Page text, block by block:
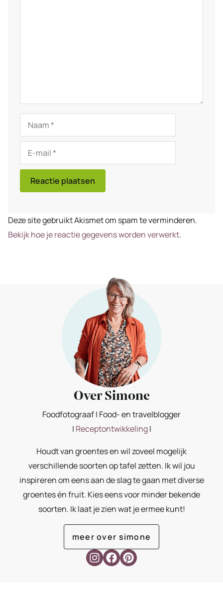
Naam
mail
Deze site gebruikt Akismet om spam te verminderen.
Bekijk hoe je reactie gegevens worden verwerkt.
Over Simone
Foodfotograaf | Food- en travelblogger
| Receptontwikkeling|
Houdt van groentes en wil zoveel mogelijk
verschillende soorten op tafel zetten. Ik wil jou
inspireren om eens aan de slag te gaan met diverse
groentes én fruit. Kies eens voor minder bekende
soorten. Ik laat je zien wat je ermee kunt!
meer over simone